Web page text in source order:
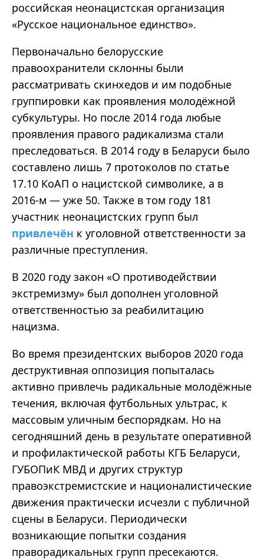
российская неонацистская организация
«Русское национальное единство».
Первоначально белорусские
правоохранители склонны были
рассматривать скинхедов и им подобные
группировки как проявления молодёжной
субкультуры. Но после 2014 года любые
проявления правого радикализма стали
преследоваться. В 2014 году в Беларуси было
составлено лишь 7 протоколов по статье
17.10 КоАП о нацистской символике, а в
2016-м — уже 50. Также в том году 181
участник неонацистских групп был
привлечён к уголовной ответственности за
различные преступления.
В 2020 году закон «О противодействии
экстремизму» был дополнен уголовной
ответственностью за реабилитацию
нацизма.
Во время президентских выборов 2020 года
деструктивная оппозиция попыталась
активно привлечь радикальные молодёжные
течения, включая футбольных ультрас, к
массовым уличным беспорядкам. Но на
сегодняшний день в результате оперативной
и профилактической работы КГБ Беларуси,
ГУБОПиК МВД и других структур
правоэкстремистские и националистические
движения практически исчезли с публичной
сцены в Беларуси. Периодически
возникающие попытки создания
праворадикальных групп пресекаются.